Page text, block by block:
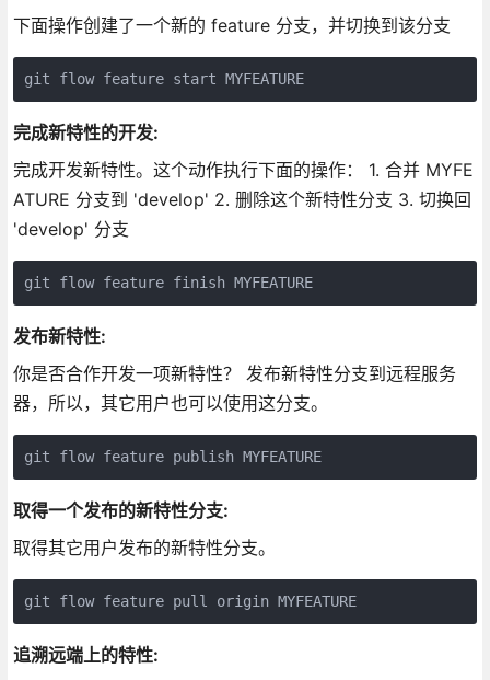
下面操作创建了一个新的 feature 分支，并切换到该分支
git flow feature start MYFEATURE
完成新特性的开发:
完成开发新特性。这个动作执行下面的操作： 1. 合并 MYFE
ATURE 分支到 'develop' 2. 删除这个新特性分支 3. 切换回
'develop' 分支
git flow feature finish MYFEATURE
发布新特性:
你是否合作开发一项新特性？ 发布新特性分支到远程服务
器，所以，其它用户也可以使用这分支。
git flow feature publish MYFEATURE
取得一个发布的新特性分支:
取得其它用户发布的新特性分支。
git flow feature pull origin MYFEATURE
追溯远端上的特性: